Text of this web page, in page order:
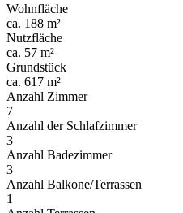
Wohnfläche
ca. 188 m²
Nutzfläche
ca. 57 m²
Grundstück
ca. 617 m²
Anzahl Zimmer
7
Anzahl der Schlafzimmer
3
Anzahl Badezimmer
3
Anzahl Balkone/Terrassen
1